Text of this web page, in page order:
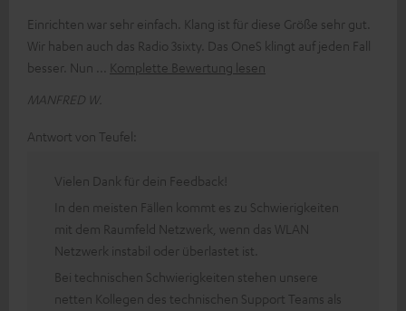
Einrichten war sehr einfach. Klang ist für diese Größe sehr gut.
Wir haben auch das Radio 3sixty. Das OneS klingt auf jeden Fall
besser. Nun
Komplette Bewertung lesen
MANFRED W.
Antwort von Teufel:
Vielen Dank für dein Feedback!
In den meisten Fällen kommt es zu Schwierigkeiten
mit dem Raumfeld Netzwerk, wenn das WLAN
Netzwerk instabil oder überlastet ist.
Bei technischen Schwierigkeiten stehen unsere
netten Kollegen des technischen Support Teams als